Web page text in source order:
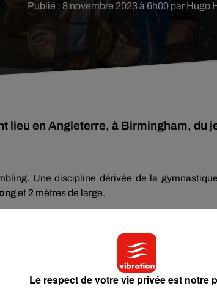
Publié : 8 novembre 2023 à 6h00 par Hugo
lieu en Angleterre, à Birmingham, du
Une discipline dérivée de la
et 2 mètres de large.
du monde, auxquels deux sarthoises
. Celle-ci a d’abord démarré
à 10 ans, lorsque
ses parents ont créé au
2014, elle a décidé d’arrêter la gymnastique
intégrait le collectif France.
Le respect de votre vie privée est notre